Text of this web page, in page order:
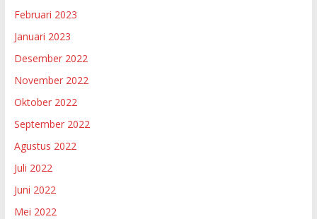
Februari 2023
Januari 2023
Desember 2022
November 2022
Oktober 2022
September 2022
Agustus 2022
Juli 2022
Juni 2022
Mei 2022